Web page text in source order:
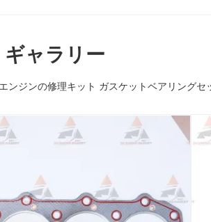
ギャラリー
ンジンの修理キット ガスケットベアリングセ